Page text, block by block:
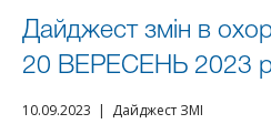
Дайджест змін в
20 ВЕРЕСЕНЬ 2023
10.09.2023 | Дайджест ЗМІ